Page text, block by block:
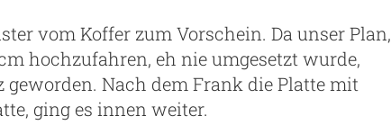
vom Koffer zum Vorschein. Da unser Plan,
hochzufahren, eh nie umgesetzt wurde,
Nach dem Frank die Platte mit
ging es innen weiter.